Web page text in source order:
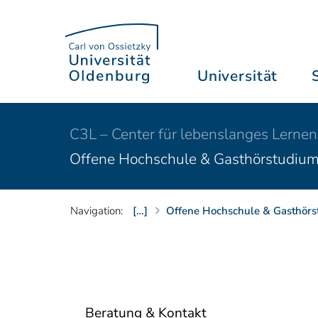
Universität
C3L – Center für lebenslanges Lernen
Offene Hochschule & Gasthörstudium
Navigation: […] Offene Hochschule &
Beratung & Kontakt